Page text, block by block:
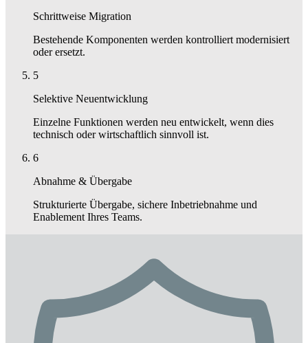
Schrittweise Migration
Bestehende Komponenten werden kontrolliert modernisiert
oder ersetzt.
5
Selektive Neuentwicklung
Einzelne Funktionen werden neu entwickelt, wenn dies
technisch oder wirtschaftlich sinnvoll ist.
6
Abnahme & Übergabe
Strukturierte Übergabe, sichere Inbetriebnahme und
Enablement Ihres Teams.